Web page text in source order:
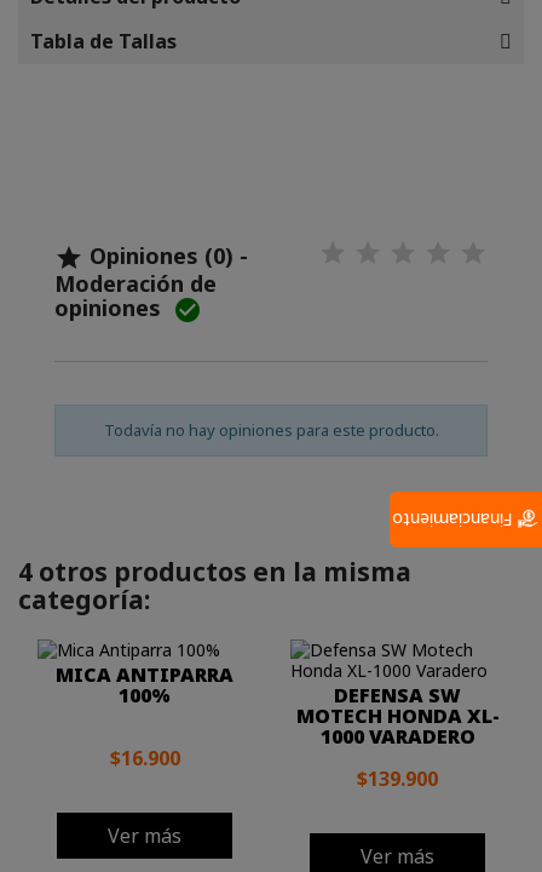
Tabla de Tallas
 Opiniones (0) -
Moderación de
opiniones 
Todavía no hay opiniones para este producto.
4 otros productos en la misma
categoría:
MICA ANTIPARRA
100%
$16.900
Ver más
DEFENSA SW
MOTECH HONDA XL-
1000 VARADERO
$139.900
Ver más
Financiamiento